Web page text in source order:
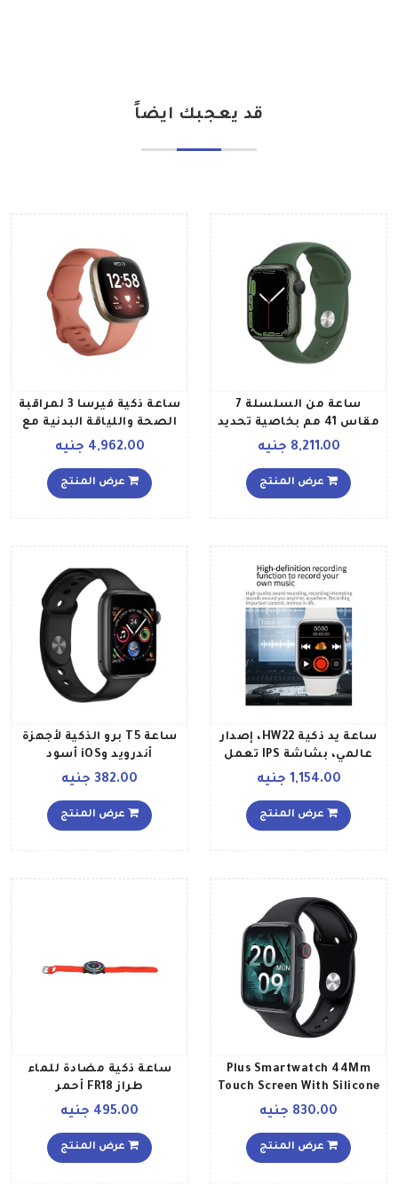
قد يعجبك ايضاً
ساعة من السلسلة 7
مقاس 41 مم بخاصية تحديد
المواقع GPS بهيكل من
بلون أخضر كلوفير
8,211.00 جنيه
عرض المنتج
ساعة ذكية فيرسا 3 لمراقبة
الصحة واللياقة البدنية مع
اليومية، ونظام تحديد
المواقع المدمج، وبطارية
4,962.00 جنيه
عرض المنتج
ساعة يد ذكية HW22، إصدار
عالمي، بشاشة IPS تعمل
باللمس بالكامل، و بدقة
بوصة، طراز MTK 2502D
1,154.00 جنيه
عرض المنتج
ساعة T5 برو الذكية لأجهزة
أندرويد وiOS أسود
382.00 جنيه
عرض المنتج
Plus Smartwatch 44Mm
Touch Screen With Silicone
Strap Bluetooth Call Crown
830.00 جنيه
عرض المنتج
ساعة ذكية مضادة للماء
طراز FR18 أحمر
495.00 جنيه
عرض المنتج